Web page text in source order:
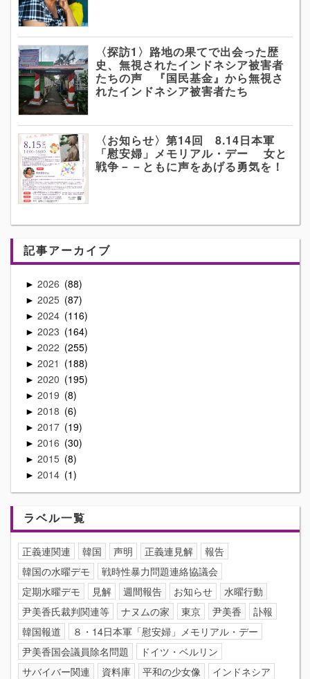
〈探訪1〉路地の果てで出会った歴
史、無視されたインドネシア被害者
たちの声 『国民基金』から無視さ
れたインドネシア被害者たち
〈お知らせ〉第14回 8.14日本軍
「慰安婦」メモリアル・デー 女と
戦争－－ともに声をあげる勇気を！
記事アーカイブ
► 2026 88
► 2025 87
► 2024 116
► 2023 164
► 2022 255
► 2021 188
► 2020 195
► 2019 8
► 2018 6
► 2017 19
► 2016 30
► 2015 8
► 2014 1
ラベル一覧
正義連関連 韓国 声明 正義連見解
報告
韓国の水曜デモ
戦時性暴力問題連絡協議会
定期水曜デモ
見解 週間報告 お知らせ
水曜行動
尹美香氏裁判関連等
ナヌムの家 東京 尹美香
訃報
韓国報道
８・14日本軍「慰安婦」メモリアル・デー
尹美香国会議員除名問題
ドイツ・ベルリン
サバイバー関連
資料庫 平和の少女像
インドネシア